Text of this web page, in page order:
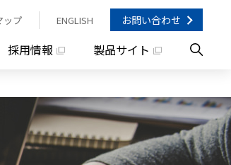
ップ ENGLISH お問い合わせ
採用情報 製品サイト